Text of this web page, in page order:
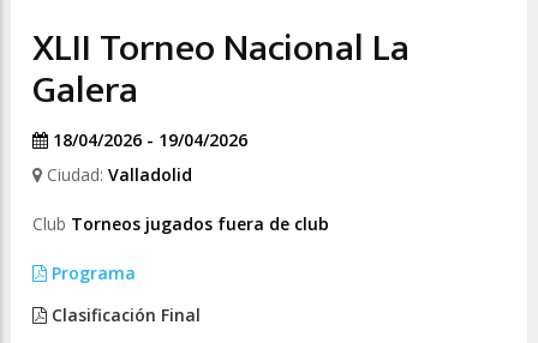
XLII Torneo Nacional La
Galera
18/04/2026 - 19/04/2026
Ciudad: Valladolid
Club Torneos jugados fuera de club
Programa
Clasificación Final